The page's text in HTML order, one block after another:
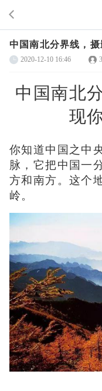
中国南北分界线，
2020-12-10 16:46
中国南北
现
你知道中国之中
脉，它把中国一
方和南方。这个
岭。